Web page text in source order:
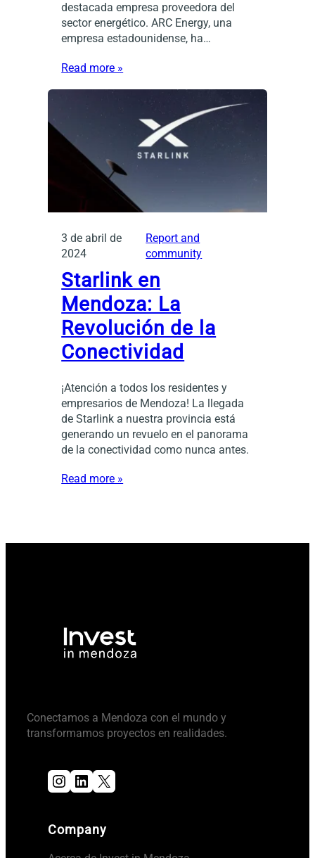
destacada empresa proveedora del
sector energético. ARC Energy, una
empresa estadounidense, ha…
Read more »
3 de abril de
2024
Report and
community
Starlink en
Mendoza: La
Revolución de la
Conectividad
¡Atención a todos los residentes y
empresarios de Mendoza! La llegada
de Starlink a nuestra provincia está
generando un revuelo en el panorama
de la conectividad como nunca antes.
Read more »
Conectamos a Mendoza con el mundo y
transformamos proyectos en realidades.
Instagram LinkedIn X
Company